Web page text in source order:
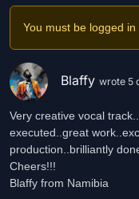
You must be logged in
Blaffy wrote 5
Very creative vocal
executed..great
production..brilliantly
Cheers!!!
Blaffy from Namibia